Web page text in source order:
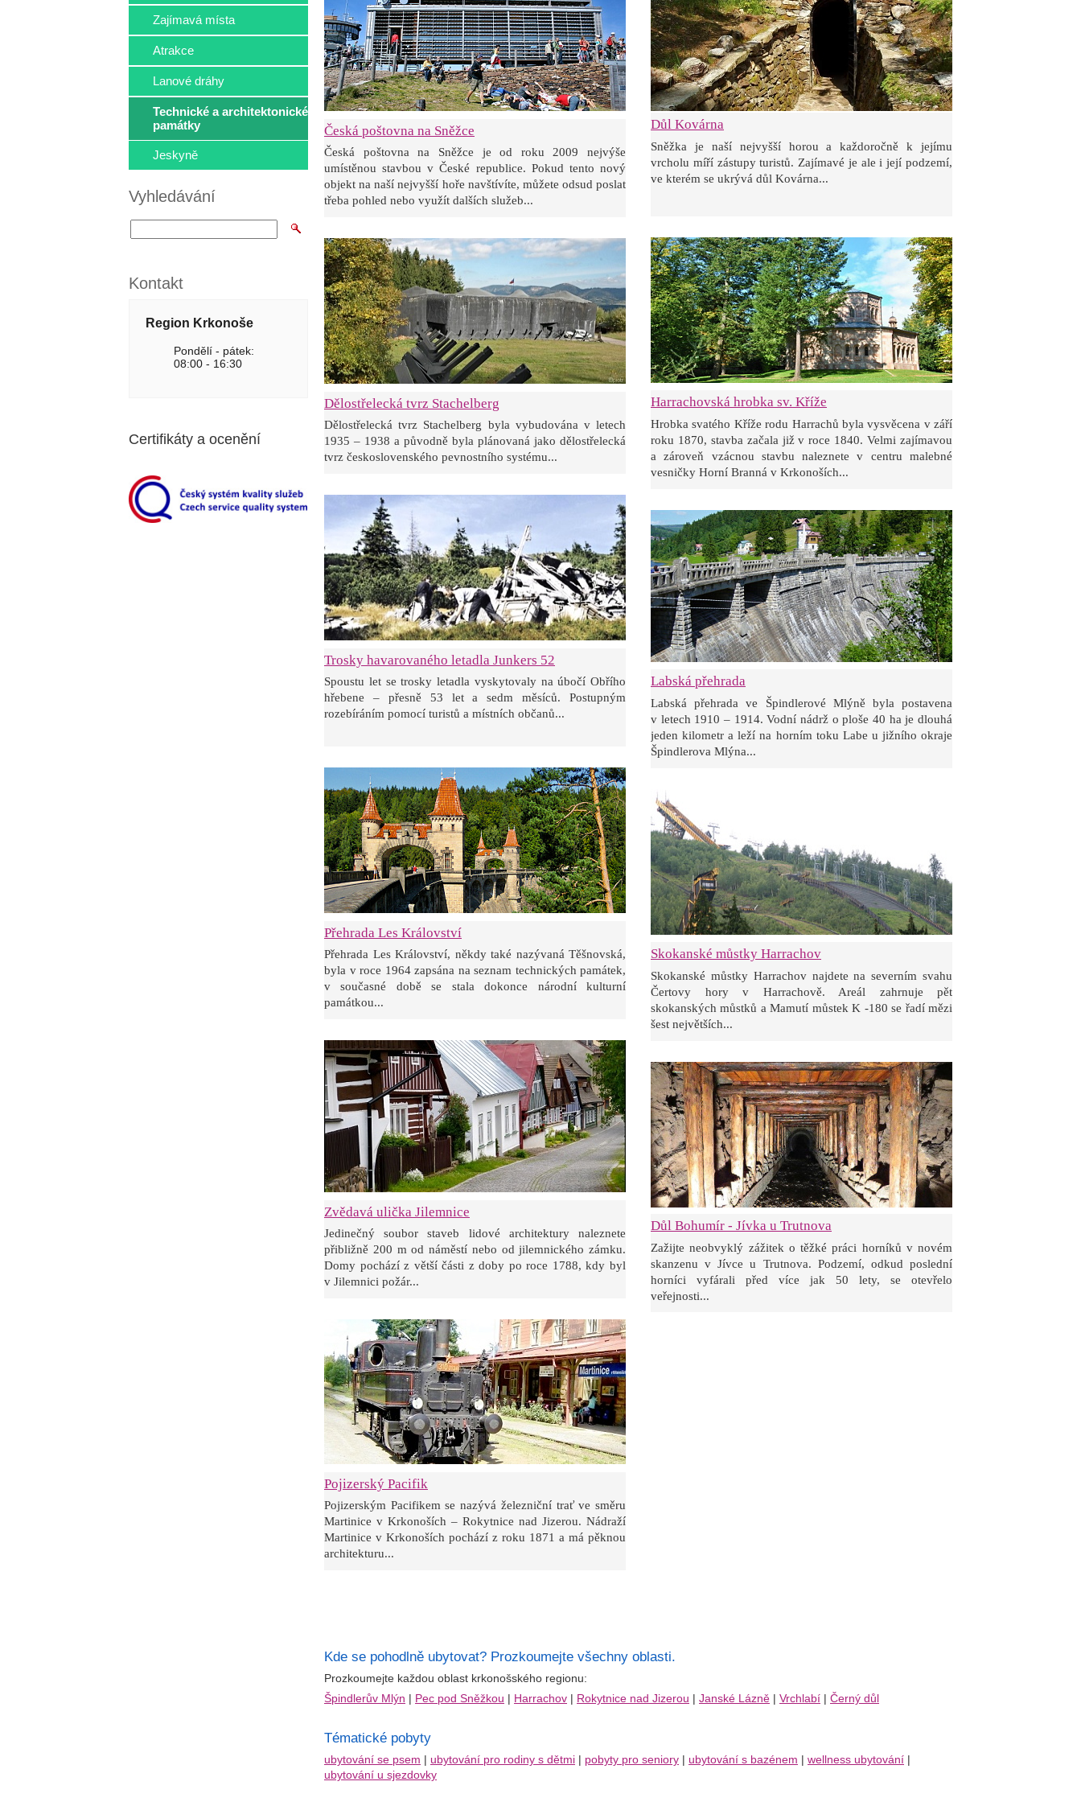
Důl Kovárna
Sněžka je naší nejvyšší horou a každoročně k jejímu
vrcholu míří zástupy turistů. Zajímavé je ale i její podzemí,
ve kterém se ukrývá důl Kovárna...
Harrachovská hrobka sv. Kříže
Hrobka svatého Kříže rodu Harrachů byla vysvěcena v září
roku 1870, stavba začala již v roce 1840. Velmi zajímavou
a zároveň vzácnou stavbu naleznete v centru malebné
vesničky Horní Branná v Krkonoších...
Labská přehrada
Labská přehrada ve Špindlerové Mlýně byla postavena
v letech 1910 – 1914. Vodní nádrž o ploše 40 ha je dlouhá
jeden kilometr a leží na horním toku Labe u jižního okraje
Špindlerova Mlýna...
Skokanské můstky Harrachov
Skokanské můstky Harrachov najdete na severním svahu
Čertovy hory v Harrachově. Areál zahrnuje pět
skokanských můstků a Mamutí můstek K -180 se řadí mězi
šest největších...
Důl Bohumír - Jívka u Trutnova
Zažijte neobvyklý zážitek o těžké práci horníků v novém
skanzenu v Jívce u Trutnova. Podzemí, odkud poslední
horníci vyfárali před více jak 50 lety, se otevřelo
veřejnosti...
Česká poštovna na Sněžce
Česká poštovna na Sněžce je od roku 2009 nejvýše
umístěnou stavbou v České republice. Pokud tento nový
objekt na naší nejvyšší hoře navštívíte, můžete odsud poslat
třeba pohled nebo využít dalších služeb...
Dělostřelecká tvrz Stachelberg
Dělostřelecká tvrz Stachelberg byla vybudována v letech
1935 – 1938 a původně byla plánovaná jako dělostřelecká
tvrz československého pevnostního systému...
Trosky havarovaného letadla Junkers 52
Spoustu let se trosky letadla vyskytovaly na úbočí Obřího
hřebene – přesně 53 let a sedm měsíců. Postupným
rozebíráním pomocí turistů a místních občanů...
Přehrada Les Království
Přehrada Les Království, někdy také nazývaná Těšnovská,
byla v roce 1964 zapsána na seznam technických památek,
v současné době se stala dokonce národní kulturní
památkou...
Zvědavá ulička Jilemnice
Jedinečný soubor staveb lidové architektury naleznete
přibližně 200 m od náměstí nebo od jilemnického zámku.
Domy pochází z větší části z doby po roce 1788, kdy byl
v Jilemnici požár...
Pojizerský Pacifik
Pojizerským Pacifikem se nazývá železniční trať ve směru
Martinice v Krkonoších – Rokytnice nad Jizerou. Nádraží
Martinice v Krkonoších pochází z roku 1871 a má pěknou
architekturu...
Kde se pohodlně ubytovat? Prozkoumejte všechny oblasti.
Prozkoumejte každou oblast krkonošského regionu:
Špindlerův Mlýn | Pec pod Sněžkou | Harrachov | Rokytnice nad Jizerou | Janské Lázně | Vrchlabí | Černý důl
Tématické pobyty
ubytování se psem | ubytování pro rodiny s dětmi | pobyty pro seniory | ubytování s bazénem | wellness ubytování |
ubytování u sjezdovky
Zajímavá místa
Atrakce
Lanové dráhy
Technické a architektonické
památky
Jeskyně
Vyhledávání
Kontakt
Region Krkonoše
Pondělí - pátek:
08:00 - 16:30
Certifikáty a ocenění